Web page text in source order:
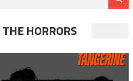
THE HORRORS